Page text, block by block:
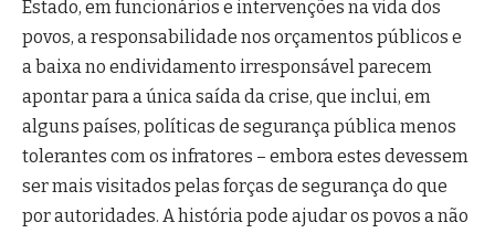
Estado, em funcionários e intervenções na vida dos
povos, a responsabilidade nos orçamentos públicos e
a baixa no endividamento irresponsável parecem
apontar para a única saída da crise, que inclui, em
alguns países, políticas de segurança pública menos
tolerantes com os infratores – embora estes devessem
ser mais visitados pelas forças de segurança do que
por autoridades. A história pode ajudar os povos a não